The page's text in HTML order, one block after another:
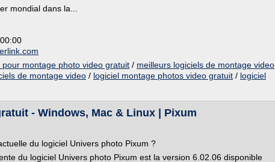
mondial dans la...
pour montage photo video gratuit / meilleurs logiciels de montage video
de montage video / logiciel montage photos video gratuit / logiciel
- Windows, Mac & Linux | Pixum
du logiciel Univers photo Pixum ?
du logiciel Univers photo Pixum est la version 6.02.06 disponible